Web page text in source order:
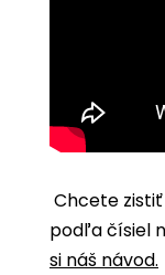
Chcete
podľa čísiel
si náš návod.